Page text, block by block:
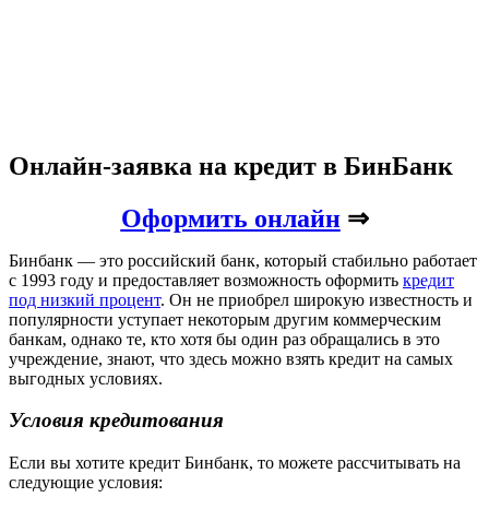
Онлайн-заявка на кредит в БинБанк
Оформить онлайн⇒
Бинбанк — это российский банк, который стабильно работает
с 1993 году и предоставляет возможность оформить кредит
под низкий процент. Он не приобрел широкую известность и
популярности уступает некоторым другим коммерческим
банкам, однако те, кто хотя бы один раз обращались в это
учреждение, знают, что здесь можно взять кредит на самых
выгодных условиях.
Условия кредитования
Если вы хотите кредит Бинбанк, то можете рассчитывать на
следующие условия: